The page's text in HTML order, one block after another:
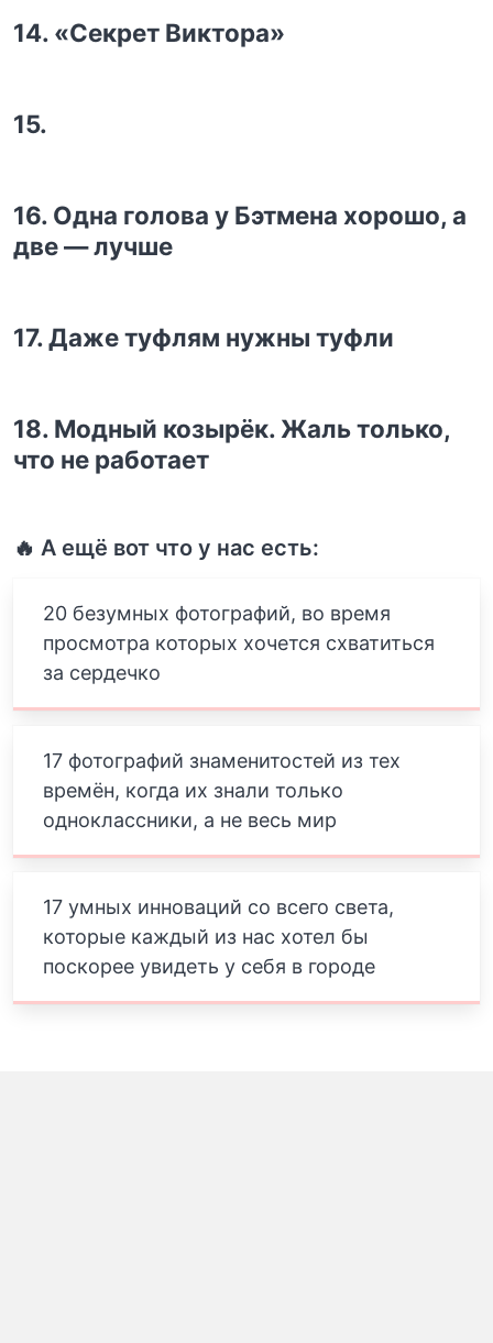
14. «Секрет Виктора»
15.
16. Одна голова у Бэтмена хорошо, а
две — лучше
17. Даже туфлям нужны туфли
18. Модный козырёк. Жаль только,
что не работает
🔥 А ещё вот что у нас есть:
20 безумных фотографий, во время
просмотра которых хочется схватиться
за сердечко
17 фотографий знаменитостей из тех
времён, когда их знали только
одноклассники, а не весь мир
17 умных инноваций со всего света,
которые каждый из нас хотел бы
поскорее увидеть у себя в городе